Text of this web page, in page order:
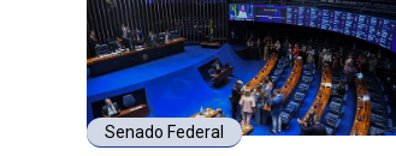
Senado Federal